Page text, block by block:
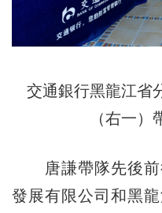
交通銀行黑龍江省
（右一
唐謙帶隊先後前
發展有限公司和黑